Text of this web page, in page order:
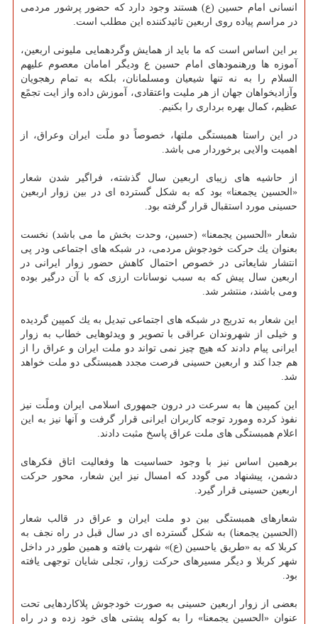
انسانی امام حسین (ع) هستند وجود دارد كه حضور پرشور مردمی
در مراسم پیاده روی اربعین تائیدكننده این مطلب است.
بر این اساس است كه ما باید از همایش وگردهمایی ملیونی اربعین،
آموزه ها ورهنمودهای امام حسین ع ودیگر امامان معصوم علیهم
السلام را به نه تنها شیعیان ومسلمانان، بلكه به تمام رهجویان
وآزادیخواهان جهان از هر ملیت واعتقادی، آموزش داده واز ایت تجمًع
عظیم، كمال بهره برداری را بكنیم.
در این راستا همبستگی ملتها، خصوصاً دو ملًت ایران وعراق، از
اهمیت والایی برخوردار می باشد.
از حاشیه های زیبای اربعین سال گذشته، فراگیر شدن شعار
«الحسین یجمعنا» بود كه به شكل گسترده ای در بین زوار اربعین
حسینی مورد استقبال قرار گرفته بود.
شعار «الحسین یجمعنا» (حسین، وحدت بخش ما می باشد) نخست
بعنوان یك حركت خودجوش مردمی، در شبكه های اجتماعی ودر پی
انتشار شایعاتی در خصوص احتمال كاهش حضور زوار ایرانی در
اربعین سال پیش كه به سبب نوسانات ارزی كه با آن درگیر بوده
ومی باشند، منتشر شد.
این شعار به تدریج در شبكه های اجتماعی تبدیل به یك كمپین گردیده
و خیلی از شهروندان عراقی با تصویر و ویدئوهایی خطاب به زوار
ایرانی پیام دادند كه هیچ چیز نمی تواند دو ملت ایران و عراق را از
هم جدا كند و اربعین حسینی فرصت مجدد همبستگی دو ملت خواهد
شد.
این كمپین ها به سرعت در درون جمهوری اسلامی ایران وملًت نیز
نفوذ كرده ومورد توجه كاربران ایرانی قرار گرفت و آنها نیز به این
اعلام همبستگی های ملت عراق پاسخ مثبت دادند.
برهمین اساس نیز با وجود حساسیت ها وفعالیت اتاق فكرهای
دشمن، پیشنهاد می گودد كه امسال نیز این شعار، محور حركت
اربعین حسینی قرار گیرد.
شعارهای همبستگی بین دو ملت ایران و عراق در قالب شعار
(الحسین یجمعنا) به شكل گسترده ای در سال قبل در راه نجف به
كربلا كه به «طریق یاحسین (ع)» شهرت یافته و همین طور در داخل
شهر كربلا و دیگر مسیرهای حركت زوار، تجلی شایان توجهی یافته
بود.
بعضی از زوار اربعین حسینی به صورت خودجوش پلاكاردهایی تحت
عنوان «الحسین یجمعنا» را به كوله پشتی های خود زده و در راه